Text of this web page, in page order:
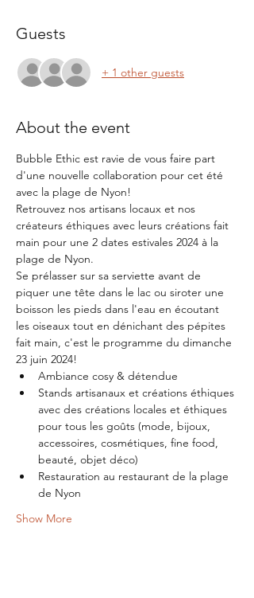
Guests
+ 1 other guests
About the event
Bubble Ethic est ravie de vous faire part
d'une nouvelle collaboration pour cet été
avec la plage de Nyon!
Retrouvez nos artisans locaux et nos
créateurs éthiques avec leurs créations fait
main pour une 2 dates estivales 2024 à la
plage de Nyon.
Se prélasser sur sa serviette avant de
piquer une tête dans le lac ou siroter une
boisson les pieds dans l'eau en écoutant
les oiseaux tout en dénichant des pépites
fait main, c'est le programme du dimanche
23 juin 2024!
Ambiance cosy & détendue
Stands artisanaux et créations éthiques
avec des créations locales et éthiques
pour tous les goûts (mode, bijoux,
accessoires, cosmétiques, fine food,
beauté, objet déco)
Restauration au restaurant de la plage
de Nyon
Show More